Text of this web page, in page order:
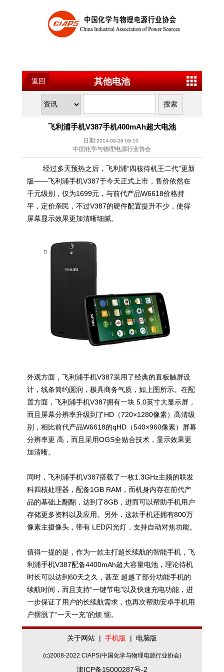
返回 其他电池
飞利浦手机V387手机400mAh超大电池
日期:2014-09-26 09:10
中国化学与物理电源行业协会
经过多天预热之后，飞利浦“四核待机王二代”更新
版——飞利浦手机V387于今天正式上市，售价依然在
千元级别，仅为1699元，与前代产品W6618价格持
平，定价亲民，不过V387的硬件配置提升不少，使得
屏幕显示效果更加清晰细腻。
外观方面，飞利浦手机V387采用了经典的直板触屏设
计，线条简约圆润，极具商务气质，如上图所示。在配
置方面，飞利浦手机V387拥有一块 5.0英寸大显示屏，
而且屏幕分辨率升级到了HD（720×1280像素）高清级
别，相比前代产品W6618的qHD（540×960像素）屏幕
分辨率更 高，而且采用OGS全贴合技术，显示效果更
加清晰。
同时，飞利浦手机V387搭载了一枚1.3GHz主频的联发
科四核处理器，配备1GB RAM，而机身内存在前代产
品的基础上翻翻，达到了8GB，进而可以帮助手机用户
存储更多资料以及应用。另外，这款手机还拥有800万
像素主摄像头，带有 LED闪光灯，支持自动对焦功能。
值得一提的是，作为一款主打超长续航的智能手机，飞
利浦手机V387配备4400mAh超大容量电池，理论待机
时长可以达到60天之久，甚至 超越了部分功能手机的
续航时间，而且支持“一键节电”以及快速充电功能，进
一步保证了用户的长续航需求，也再次帮助安卓手机用
户摆脱了“一天一充”的烦 恼。
关于网站 | 手机版 | 电脑版
(c)2008-2022 CIAPS(中国化学与物理电源行业协会)
津ICP备15000287号-2